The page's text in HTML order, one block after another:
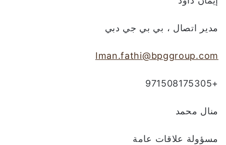
مدير اتصال ، بي بي جي دبي
Iman.fathi@bpggroup.com
+971508175305
منال محمد
مسؤولة علاقات عامة